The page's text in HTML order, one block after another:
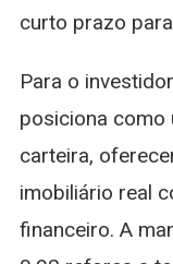
curto prazo
Para o
posiciona como
carteira,
imobiliário real
financeiro. A